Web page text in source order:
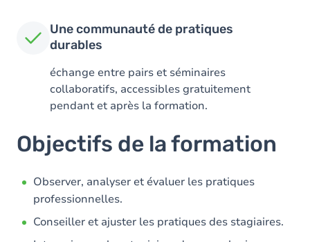
Une communauté de pratiques
durables
échange entre pairs et séminaires
collaboratifs, accessibles gratuitement
pendant et après la formation.
Objectifs de la formation
Observer, analyser et évaluer les pratiques
professionnelles.
Conseiller et ajuster les pratiques des stagiaires.